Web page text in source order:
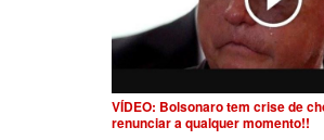
VÍDEO: Bolsonaro tem crise de
renunciar a qualquer momento!!